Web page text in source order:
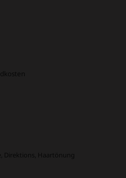
Direktions Haartönung